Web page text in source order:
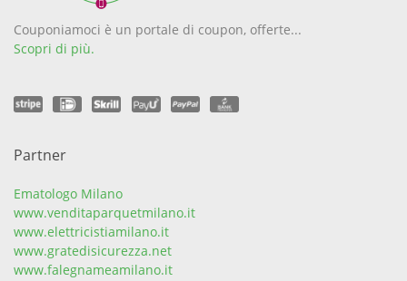
Couponiamoci è un portale di coupon, offerte...
Scopri di più.
Partner
Ematologo Milano
www.venditaparquetmilano.it
www.elettricistiamilano.it
www.gratedisicurezza.net
www.falegnameamilano.it